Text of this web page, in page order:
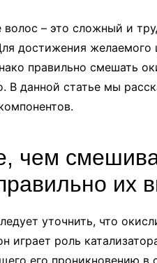
– это сложный и
достижения желаемого
правильно смешать
В данной статье мы
чем
их
уточнить, что
играет роль
его проникновению в